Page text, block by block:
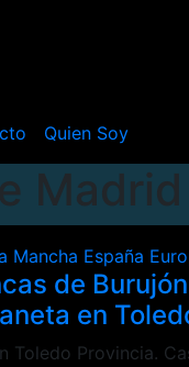
Quien Soy
Madrid
Mancha España
de
en
Toledo Provincia.